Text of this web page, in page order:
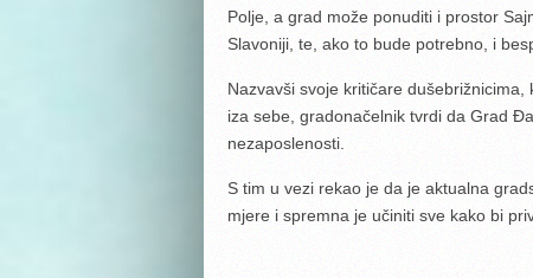
Polje, a grad može ponuditi i prostor
Slavoniji, te, ako to bude potrebno, i
Nazvavši svoje kritičare
iza sebe, gradonačelnik tvrdi da Grad
nezaposlenosti.
S tim u vezi rekao je da je aktualna
mjere i spremna je učiniti sve kako bi